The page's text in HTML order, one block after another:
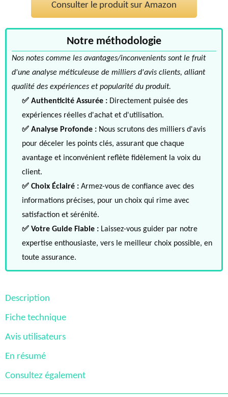
Consulter le produit sur Amazon
Notre méthodologie
Nos notes comme les avantages/inconvenients sont le fruit
d'une analyse méticuleuse de milliers d'avis clients, alliant
qualité des expériences et popularité du produit.
✅ Authenticité Assurée : Directement puisée des
expériences réelles d'achat et d'utilisation.
✅ Analyse Profonde : Nous scrutons des milliers d'avis
pour déceler les points clés, assurant que chaque
avantage et inconvénient reflète fidèlement la voix du
client.
✅ Choix Éclairé : Armez-vous de confiance avec des
informations précises, pour un choix qui rime avec
satisfaction et sérénité.
✅ Votre Guide Fiable : Laissez-vous guider par notre
expertise enthousiaste, vers le meilleur choix possible, en
toute assurance.
Description
Fiche technique
Avis utilisateurs
En résumé
Consultez également